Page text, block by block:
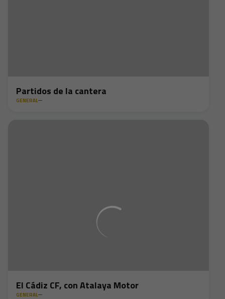
Partidos de la cantera
GENERAL
El Cádiz CF, con Atalaya Motor
GENERAL